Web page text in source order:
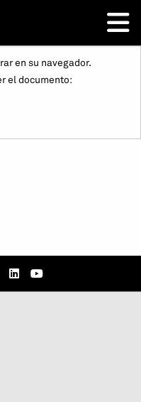
en su navegador.
el documento: